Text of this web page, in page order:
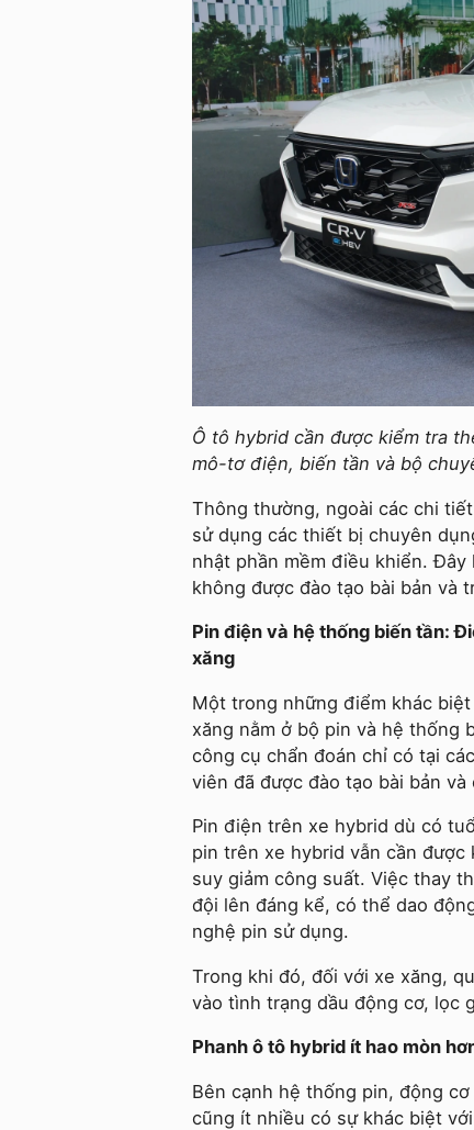
Ô tô hybrid cần được kiểm tra
mô-tơ điện, biến tần và bộ
Thông thường, ngoài các chi
sử dụng các thiết bị chuyên
nhật phần mềm điều khiển.
không được đào tạo bài bản và
Pin điện và hệ thống biến tần:
xăng
Một trong những điểm khác
xăng nằm ở bộ pin và hệ thống
công cụ chẩn đoán chỉ có tại
viên đã được đào tạo bài bản và
Pin điện trên xe hybrid dù có
pin trên xe hybrid vẫn cần
suy giảm công suất. Việc thay
đội lên đáng kể, có thể dao
nghệ pin sử dụng.
Trong khi đó, đối với xe xăng,
vào tình trạng dầu động cơ, lọc
Phanh ô tô hybrid ít hao mòn
Bên cạnh hệ thống pin, động
cũng ít nhiều có sự khác biệt